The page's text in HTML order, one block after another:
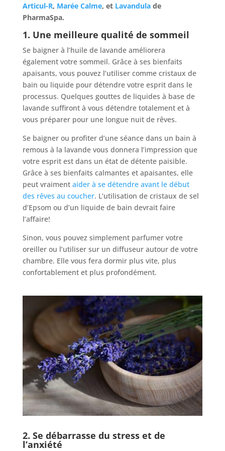
Articul-R, Marée Calme, et Lavandulade
PharmaSpa.
1. Une meilleure qualité de sommeil
Se baigner à l’huile de lavande améliorera
également votre sommeil. Grâce à ses bienfaits
apaisants, vous pouvez l’utiliser comme cristaux de
bain ou liquide pour détendre votre esprit dans le
processus. Quelques gouttes de liquides à base de
lavande suffiront à vous détendre totalement et à
vous préparer pour une longue nuit de rêves.
Se baigner ou profiter d’une séance dans un bain à
remous à la lavande vous donnera l’impression que
votre esprit est dans un état de détente paisible.
Grâce à ses bienfaits calmantes et apaisantes, elle
peut vraiment aider à se détendre avant le début
des rêves au coucher. L’utilisation de cristaux de sel
d’Epsom ou d’un liquide de bain devrait faire
l’affaire!
Sinon, vous pouvez simplement parfumer votre
oreiller ou l’utiliser sur un diffuseur autour de votre
chambre. Elle vous fera dormir plus vite, plus
confortablement et plus profondément.
2. Se débarrasse du stress et de
l’anxiété